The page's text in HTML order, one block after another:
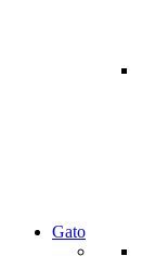
Gato